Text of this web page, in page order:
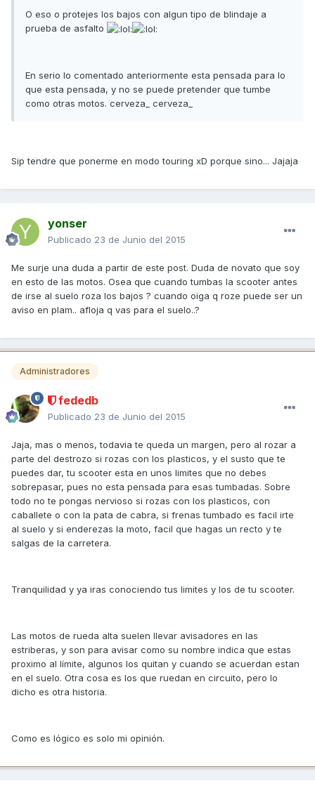
O eso o protejes los bajos con algun tipo de blindaje a
prueba de asfalto
En serio lo comentado anteriormente esta pensada para lo
que esta pensada, y no se puede pretender que tumbe
como otras motos. cerveza_ cerveza_
Sip tendre que ponerme en modo touring xD porque sino... Jajaja
yonser
Publicado 23 de Junio del 2015
Me surje una duda a partir de este post. Duda de novato que soy
en esto de las motos. Osea que cuando tumbas la scooter antes
de irse al suelo roza los bajos ? cuando oiga q roze puede ser un
aviso en plam.. afloja q vas para el suelo..?
Administradores
fededb
Publicado 23 de Junio del 2015
Jaja, mas o menos, todavia te queda un margen, pero al rozar a
parte del destrozo si rozas con los plasticos, y el susto que te
puedes dar, tu scooter esta en unos limites que no debes
sobrepasar, pues no esta pensada para esas tumbadas. Sobre
todo no te pongas nervioso si rozas con los plasticos, con
caballete o con la pata de cabra, si frenas tumbado es facil irte
al suelo y si enderezas la moto, facil que hagas un recto y te
salgas de la carretera.
Tranquilidad y ya iras conociendo tus limites y los de tu scooter.
Las motos de rueda alta suelen llevar avisadores en las
estriberas, y son para avisar como su nombre indica que estas
proximo al límite, algunos los quitan y cuando se acuerdan estan
en el suelo. Otra cosa es los que ruedan en circuito, pero lo
dicho es otra historia.
Como es lógico es solo mi opinión.